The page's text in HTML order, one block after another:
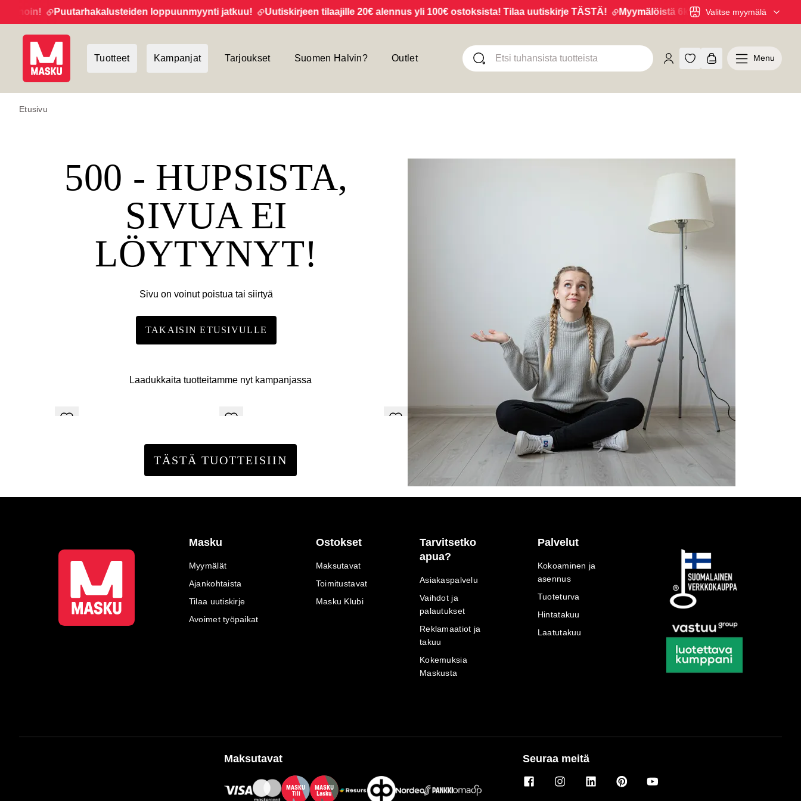
Puutarhakalusteiden loppuunmyynti jatkuu! Uutiskirjeen tilaajille 20€ alennus yli 100€ ostoksista! Tilaa uutiskirje TÄSTÄ! Myymälöistä 6kk maksuaikaa 0% korolla!
Valitse myymälä
Tuotteet Kampanjat Tarjoukset Suomen Halvin? Outlet Menu
Etusivu
500 - HUPSISTA,
SIVUA EI
LÖYTYNYT!
Sivu on voinut poistua tai siirtyä
TAKAISIN ETUSIVULLE
Laadukkaita tuotteitamme nyt kampanjassa
TÄSTÄ TUOTTEISIIN
Masku
Myymälät
Ajankohtaista
Tilaa uutiskirje
Avoimet työpaikat
Ostokset
Maksutavat
Toimitustavat
Masku Klubi
Tarvitsetko
apua?
Asiakaspalvelu
Vaihdot ja
palautukset
Reklamaatiot ja
takuu
Kokemuksia
Maskusta
Palvelut
Kokoaminen ja
asennus
Tuoteturva
Hintatakuu
Laatutakuu
Maksutavat
MASKU
Tili
MASKU
Lasku
Seuraa meitä